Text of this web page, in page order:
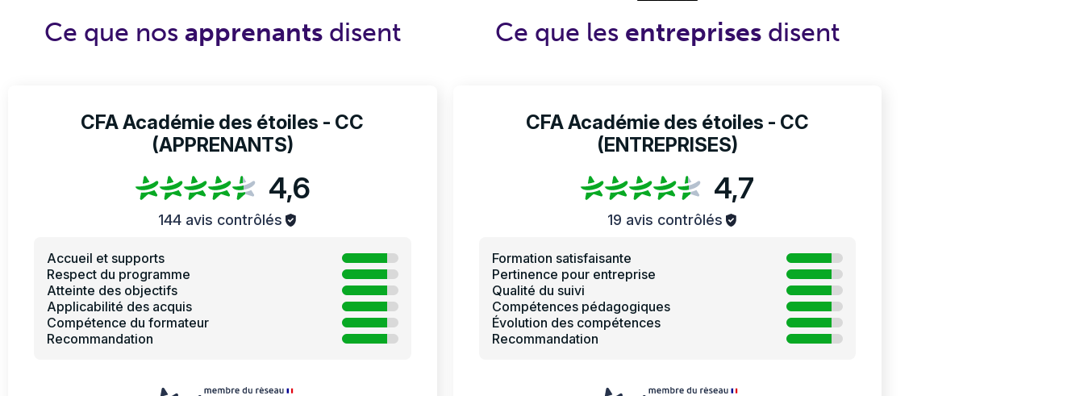
Ce que nos apprenants disent
CFA Académie des étoiles - CC
(APPRENANTS)
4,6
144 avis contrôlés
Accueil et supports
Respect du programme
Atteinte des objectifs
Applicabilité des acquis
Compétence du formateur
Recommandation
Ce que les entreprises disent
CFA Académie des étoiles - CC
(ENTREPRISES)
4,7
19 avis contrôlés
Formation satisfaisante
Pertinence pour entreprise
Qualité du suivi
Compétences pédagogiques
Évolution des compétences
Recommandation